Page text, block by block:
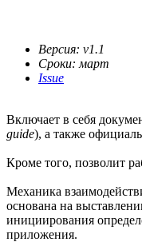
Версия: v1.1
Сроки: март
Issue
Включает в себя
guide), а также
Кроме того, позволит
Механика
основана на
инициирования
приложения.